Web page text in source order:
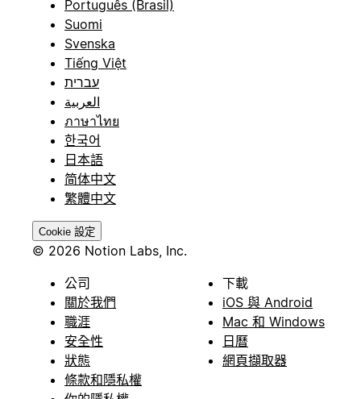
Português (Brasil)
Suomi
Svenska
Tiếng Việt
עברית
العربية
ภาษาไทย
한국어
日本語
简体中文
繁體中文
Cookie 設定
© 2026 Notion Labs, Inc.
公司
關於我們
職涯
安全性
狀態
條款和隱私權
下載
iOS 與 Android
Mac 和 Windows
日曆
網頁擷取器